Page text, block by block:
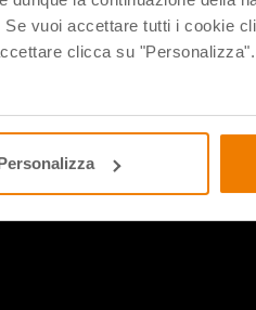
vuoi accettare tutti i cookie
clicca su
le proposte inserite nel
dal Prof Digitale
𝗽𝗿𝗼𝗴𝗲𝘁𝘁𝗼 𝗱𝗲𝗹𝗹𝗮 tua